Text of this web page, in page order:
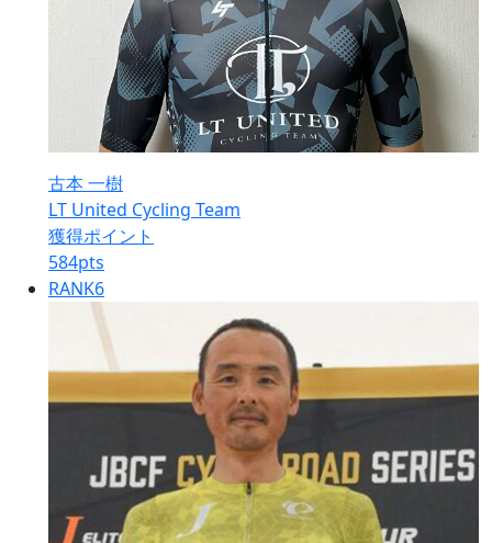
古本 一樹
LT United Cycling Team
獲得ポイント
584pts
RANK6